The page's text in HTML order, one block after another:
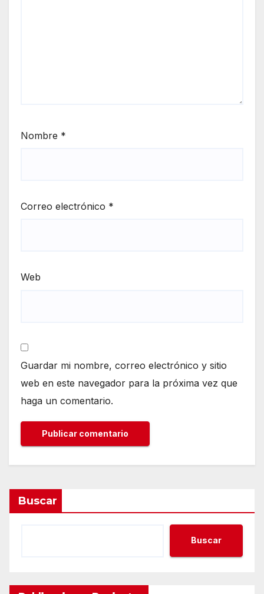
Nombre *
Correo electrónico *
Web
Guardar mi nombre, correo electrónico y sitio
web en este navegador para la próxima vez que
haga un comentario.
Buscar
Buscar